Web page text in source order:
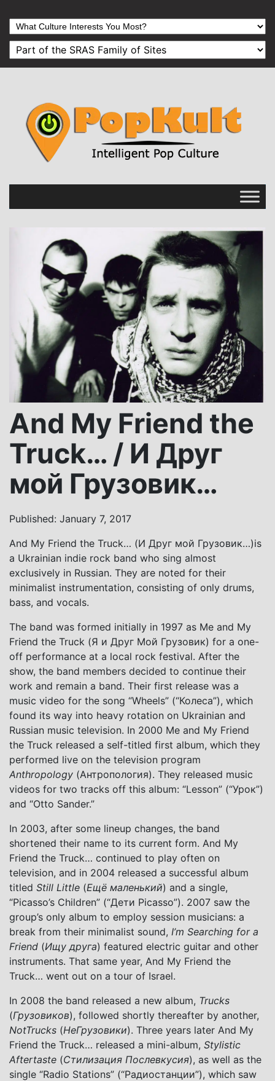
And My Friend the
Truck… / И Друг
мой Грузовик…
Published: January 7, 2017
And My Friend the Truck… (И Друг мой Грузовик…)is
a Ukrainian indie rock band who sing almost
exclusively in Russian. They are noted for their
minimalist instrumentation, consisting of only drums,
bass, and vocals.
The band was formed initially in 1997 as Me and My
Friend the Truck (Я и Друг Мой Грузовик) for a one-
off performance at a local rock festival. After the
show, the band members decided to continue their
work and remain a band. Their first release was a
music video for the song “Wheels” (“Колеса”), which
found its way into heavy rotation on Ukrainian and
Russian music television. In 2000 Me and My Friend
the Truck released a self-titled first album, which they
performed live on the television program
Anthropology (Антропология). They released music
videos for two tracks off this album: “Lesson” (“Урок”)
and “Otto Sander.”
In 2003, after some lineup changes, the band
shortened their name to its current form. And My
Friend the Truck… continued to play often on
television, and in 2004 released a successful album
titled Still Little (Ещё маленький) and a single,
“Picasso’s Children” (“Дети Picasso”). 2007 saw the
group’s only album to employ session musicians: a
break from their minimalist sound, I’m Searching for a
Friend (Ищу друга) featured electric guitar and other
instruments. That same year, And My Friend the
Truck… went out on a tour of Israel.
In 2008 the band released a new album, Trucks
(Грузовиков), followed shortly thereafter by another,
NotTrucks (НеГрузовики). Three years later And My
Friend the Truck… released a mini-album, Stylistic
Aftertaste (Стилизация Послевкусия), as well as the
single “Radio Stations” (“Радиостанции”), which saw